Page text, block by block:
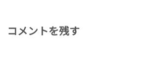
コメントを残す